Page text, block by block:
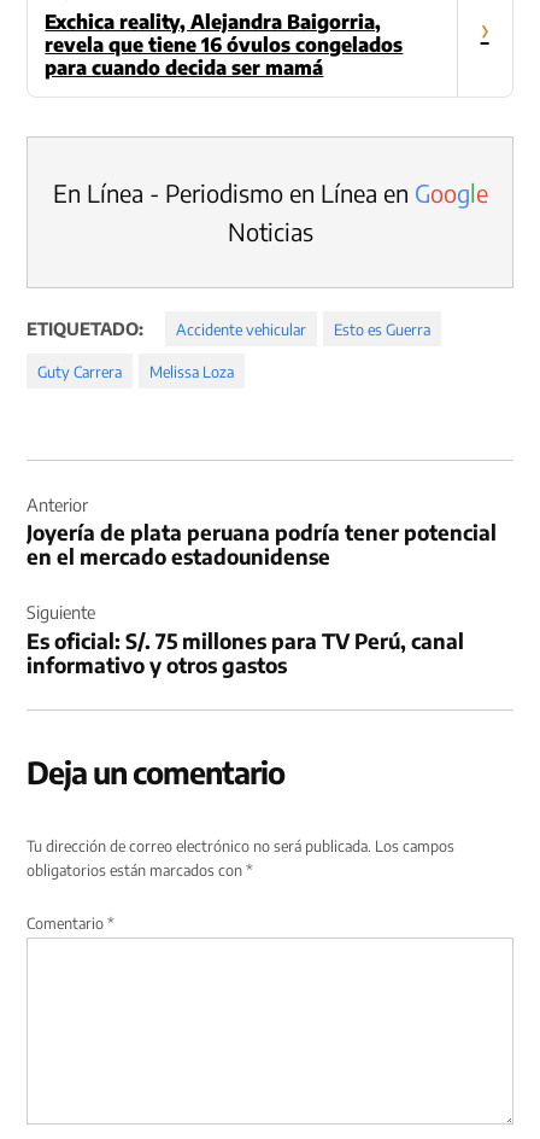
Exchica reality, Alejandra Baigorria,
revela que tiene 16 óvulos congelados
para cuando decida ser mamá
›
En Línea - Periodismo en Línea en Google
Noticias
ETIQUETADO: Accidente vehicular Esto es Guerra
Guty Carrera Melissa Loza
de
entradas
Anterior
Joyería de plata peruana podría tener potencial
en el mercado estadounidense
Siguiente
Es oficial: S/. 75 millones para TV Perú, canal
informativo y otros gastos
Deja un comentario
Tu dirección de correo electrónico no será publicada. Los campos
obligatorios están marcados con*
Comentario*